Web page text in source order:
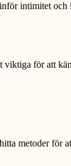
intimitet och
för att
metoder för